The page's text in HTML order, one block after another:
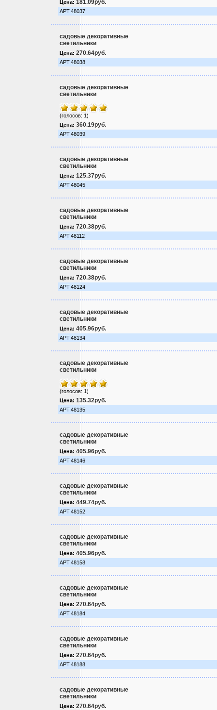
Цена: 181.09руб.
АРТ.48037
садовые декоративные
светильники
Цена: 270.64руб.
АРТ.48038
садовые декоративные
светильники
(голосов: 1)
Цена: 360.19руб.
АРТ.48039
садовые декоративные
светильники
Цена: 125.37руб.
АРТ.48045
садовые декоративные
светильники
Цена: 720.38руб.
АРТ.48112
садовые декоративные
светильники
Цена: 720.38руб.
АРТ.48124
садовые декоративные
светильники
Цена: 405.96руб.
АРТ.48134
садовые декоративные
светильники
(голосов: 1)
Цена: 135.32руб.
АРТ.48135
садовые декоративные
светильники
Цена: 405.96руб.
АРТ.48146
садовые декоративные
светильники
Цена: 449.74руб.
АРТ.48152
садовые декоративные
светильники
Цена: 405.96руб.
АРТ.48158
садовые декоративные
светильники
Цена: 270.64руб.
АРТ.48184
садовые декоративные
светильники
Цена: 270.64руб.
АРТ.48188
садовые декоративные
светильники
Цена: 270.64руб.